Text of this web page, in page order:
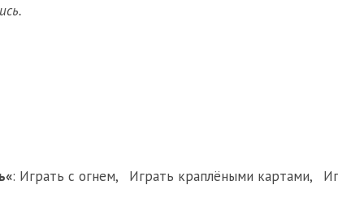
«: Играть с огнем, Играть краплёными картами,